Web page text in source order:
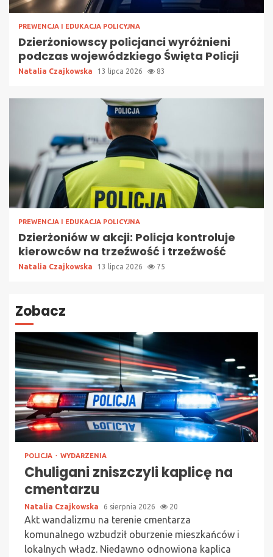
PREWENCJA I EDUKACJA POLICYJNA
Dzierżoniowscy policjanci wyróżnieni
podczas wojewódzkiego Święta Policji
Natalia Czajkowska 13 lipca 2026 83
PREWENCJA I EDUKACJA POLICYJNA
Dzierżoniów w akcji: Policja kontroluje
kierowców na trzeźwość i trzeźwość
Natalia Czajkowska 13 lipca 2026 75
Zobacz
POLICJA WYDARZENIA
Chuligani zniszczyli kaplicę na
cmentarzu
Natalia Czajkowska 6 sierpnia 2026 20
Akt wandalizmu na terenie cmentarza
komunalnego wzbudził oburzenie mieszkańców i
lokalnych władz. Niedawno odnowiona kaplica